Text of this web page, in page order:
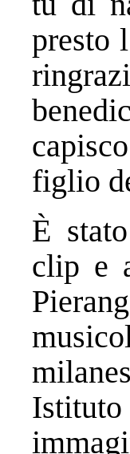
presto
figlio
È
clip e